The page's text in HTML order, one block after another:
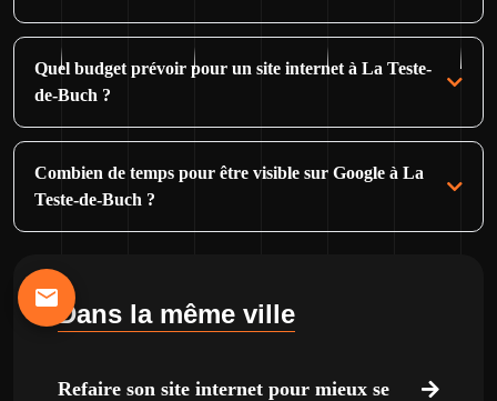
Quel budget prévoir pour un site internet à La Teste-
de-Buch ?
Combien de temps pour être visible sur Google à La
Teste-de-Buch ?
Dans la même ville
Refaire son site internet pour mieux se